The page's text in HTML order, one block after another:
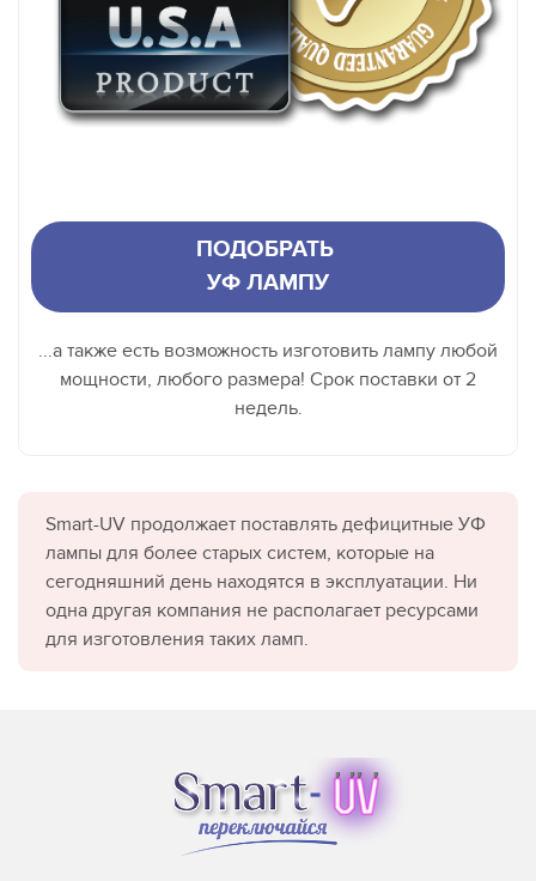
ПОДОБРАТЬ
УФ ЛАМПУ
...а также есть возможность изготовить лампу любой
мощности, любого размера! Срок поставки от 2
недель.
Smart-UV продолжает поставлять дефицитные УФ
лампы для более старых систем, которые на
сегодняшний день находятся в эксплуатации. Ни
одна другая компания не располагает ресурсами
для изготовления таких ламп.